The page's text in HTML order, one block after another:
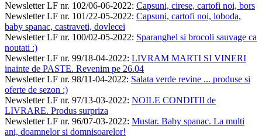
Newsletter LF nr. 102/06-06-2022: Capsuni, cirese, cartofi noi, bors
Newsletter LF nr. 101/22-05-2022: Capsuni, cartofi noi, loboda,
baby spanac, castraveti, dovlecei
Newsletter LF nr. 100/02-05-2022: Sparanghel si brocoli sauvage ca
noutati :)
Newsletter LF nr. 99/18-04-2022: LIVRAM MARTI SI VINERI
inainte de PASTE. Revenim pe 26.04
Newsletter LF nr. 98/11-04-2022: Salata verde revine ... produse si
oferte de sezon :)
Newsletter LF nr. 97/13-03-2022: NOILE CONDITII de
LIVRARE. Produs surpriza
Newsletter LF nr. 96/07-03-2022: Mustar. Baby spanac. La multi
ani, doamnelor si domnisoarelor!